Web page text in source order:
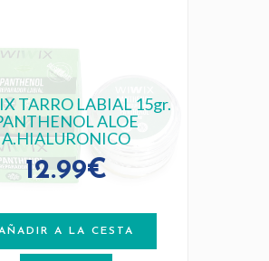
TARRO LABIAL 15gr.
ALOE
A.HIALURONICO
12.99€
A LA CESTA